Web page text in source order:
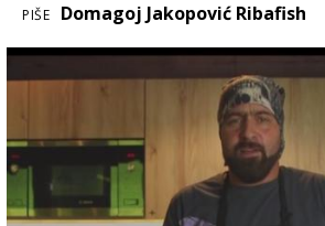
PIŠE Domagoj Jakopović Ribafish